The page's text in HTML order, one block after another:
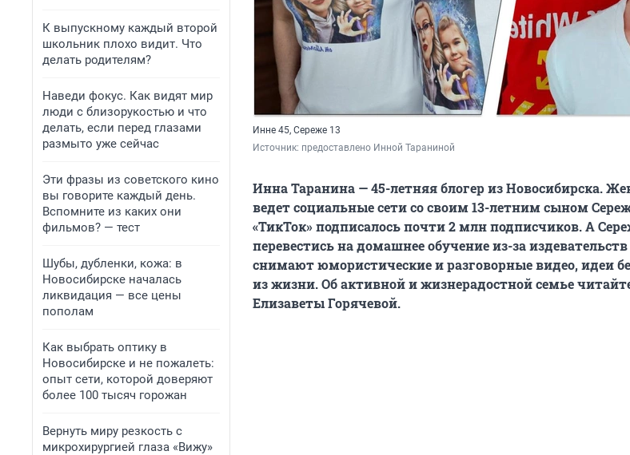
К выпускному каждый второй
школьник плохо видит. Что
делать родителям?
Наведи фокус. Как видят мир
люди с близорукостью и что
делать, если перед глазами
размыто уже сейчас
Эти фразы из советского кино
вы говорите каждый день.
Вспомните из каких они
фильмов? — тест
Шубы, дубленки, кожа: в
Новосибирске началась
ликвидация — все цены
пополам
Как выбрать оптику в
Новосибирске и не пожалеть:
опыт сети, которой доверяют
более 100 тысяч горожан
Вернуть миру резкость с
микрохирургией глаза «Вижу»
Инне 45, Сереже 13
Источник: предоставлено Инной Тараниной
Инна Таранина — 45-летняя блогер из Новосибирска.
ведет социальные сети со своим 13-летним сыном
«ТикТок» подписалось почти 2 млн подписчиков. А
перевестись на домашнее обучение из-за
снимают юмористические и разговорные видео, идеи
из жизни. Об активной и жизнерадостной семье
Елизаветы Горячевой.